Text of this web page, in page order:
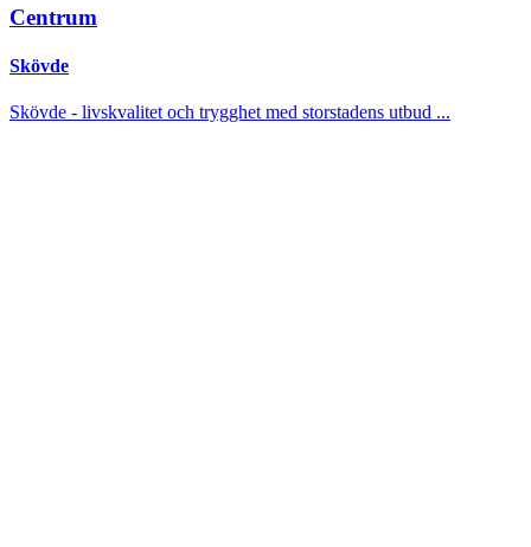
Centrum
Skövde
Skövde - livskvalitet och trygghet med storstadens utbud ...